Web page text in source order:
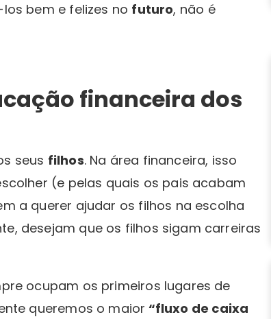
bem e felizes no futuro, não é
financeira dos
seus filhos. Na área financeira, isso
(e pelas quais os pais acabam
a querer ajudar os filhos na escolha
desejam que os filhos sigam carreiras
ocupam os primeiros lugares de
queremos o maior “fluxo de caixa